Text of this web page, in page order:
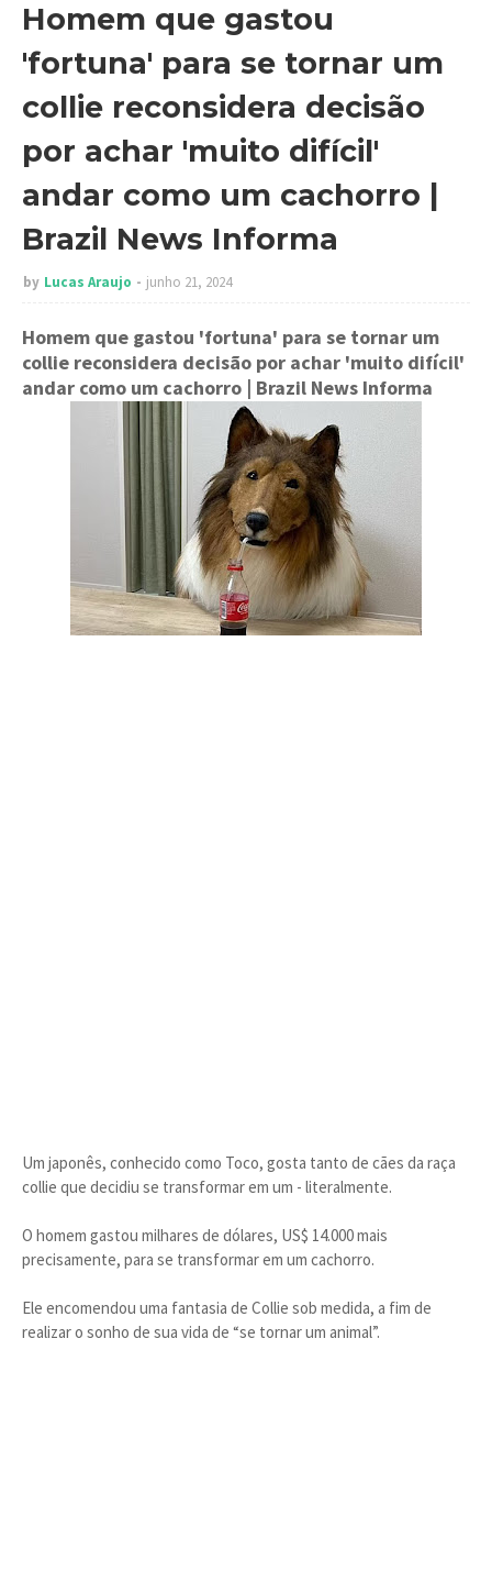
Homem que gastou
'fortuna' para se tornar um
collie reconsidera decisão
por achar 'muito difícil'
andar como um cachorro |
Brazil News Informa
by Lucas Araujo junho 21, 2024
Homem que gastou 'fortuna' para se tornar um
collie reconsidera decisão por achar 'muito difícil'
andar como um cachorro | Brazil News Informa
Um japonês, conhecido como Toco, gosta tanto de cães da raça
collie que decidiu se transformar em um - literalmente.
O homem gastou milhares de dólares, US$ 14.000 mais
precisamente, para se transformar em um cachorro.
Ele encomendou uma fantasia de Collie sob medida, a fim de
realizar o sonho de sua vida de “se tornar um animal”.